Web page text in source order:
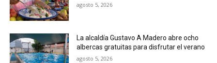
agosto 5, 2026
La alcaldía Gustavo A Madero abre ocho
albercas gratuitas para disfrutar el verano
agosto 5, 2026